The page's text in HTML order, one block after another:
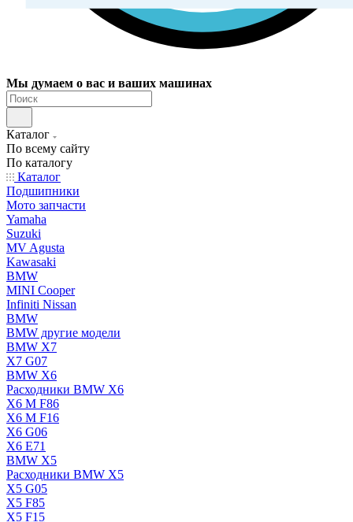
Мы думаем о вас и ваших машинах
Каталог
По всему сайту
По каталогу
Каталог
Подшипники
Мото запчасти
Yamaha
Suzuki
MV Agusta
Kawasaki
BMW
MINI Cooper
Infiniti Nissan
BMW
BMW другие модели
BMW X7
X7 G07
BMW X6
Расходники BMW X6
X6 M F86
X6 M F16
X6 G06
X6 E71
BMW X5
Расходники BMW X5
X5 G05
X5 F85
X5 F15